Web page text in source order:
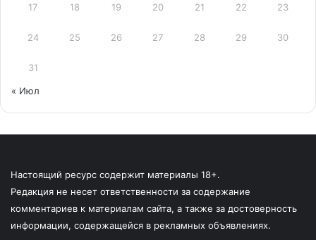
17 18 19 20 21 22 23
24 25 26 27 28 29 30
31
« Июл
Настоящий ресурс содержит материалы 18+.
Редакция не несет ответственности за содержание
комментариев к материалам сайта, а также за достоверность
информации, содержащейся в рекламных объявлениях.